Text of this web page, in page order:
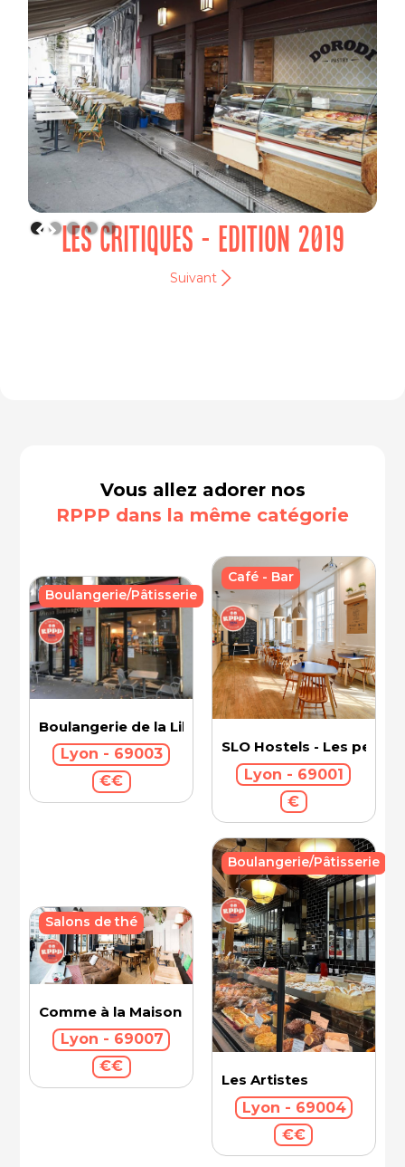
LES CRITIQUES - EDITION 2019
Suivant
Vous allez adorer nos
RPPP dans la même catégorie
Boulangerie de la Liberté
Lyon - 69003
€€
Boulangerie/Pâtisserie
SLO Hostels - Les pentes
Lyon - 69001
€
Café - Bar
Comme à la Maison
Lyon - 69007
€€
Salons de thé
Les Artistes
Lyon - 69004
€€
Boulangerie/Pâtisserie